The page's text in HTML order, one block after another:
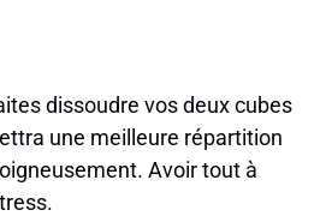
dissoudre vos deux cubes
une meilleure répartition
Avoir tout à